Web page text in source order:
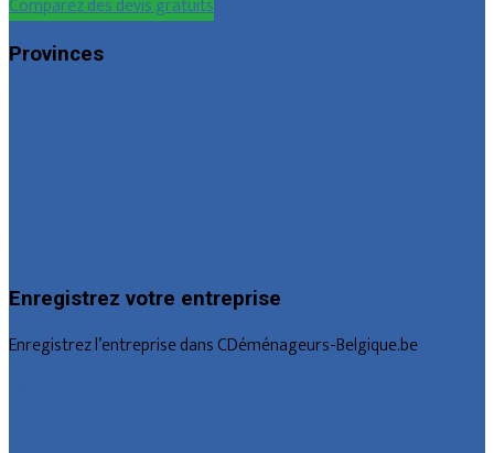
Comparez des devis gratuits
Provinces
Enregistrez votre entreprise
Enregistrez l’entreprise dans CDéménageurs-Belgique.be